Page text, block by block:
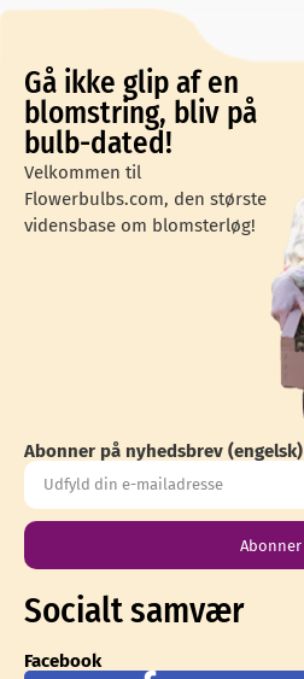
Gå ikke glip af en
blomstring, bliv på
bulb-dated!
Velkommen til
Flowerbulbs.com, den største
vidensbase om blomsterløg!
Abonner på nyhedsbrev (engelsk)
Abonner
Socialt samvær
Facebook